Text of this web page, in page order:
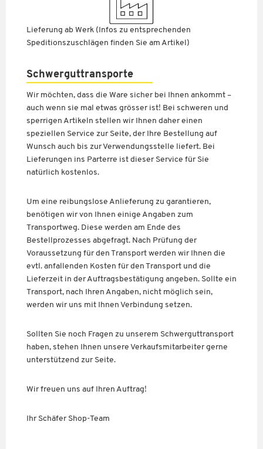
Lieferung ab Werk (Infos zu entsprechenden
Speditionszuschlägen finden Sie am Artikel)
Schwerguttransporte
Wir möchten, dass die Ware sicher bei Ihnen ankommt –
auch wenn sie mal etwas grösser ist! Bei schweren und
sperrigen Artikeln stellen wir Ihnen daher einen
speziellen Service zur Seite, der Ihre Bestellung auf
Wunsch auch bis zur Verwendungsstelle liefert. Bei
Lieferungen ins Parterre ist dieser Service für Sie
natürlich kostenlos.
Um eine reibungslose Anlieferung zu garantieren,
benötigen wir von Ihnen einige Angaben zum
Transportweg. Diese werden am Ende des
Bestellprozesses abgefragt. Nach Prüfung der
Voraussetzung für den Transport werden wir Ihnen die
evtl. anfallenden Kosten für den Transport und die
Lieferzeit in der Auftragsbestätigung angeben. Sollte ein
Transport, nach Ihren Angaben, nicht möglich sein,
werden wir uns mit Ihnen Verbindung setzen.
Sollten Sie noch Fragen zu unserem Schwerguttransport
haben, stehen Ihnen unsere Verkaufsmitarbeiter gerne
unterstützend zur Seite.
Wir freuen uns auf Ihren Auftrag!
Ihr Schäfer Shop-Team